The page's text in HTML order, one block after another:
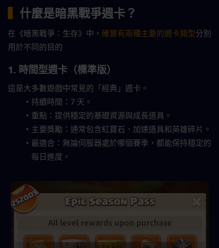
什麼是暗黑戰爭週卡？
在《暗黑戰爭：生存》中， 確實有兩種主要的週卡類型分別
用於不同的目的
1. 時間型週卡（標準版）
這是大多數遊戲中常見的「經典」週卡。
持續時間：7 天。
重點：提供穩定的基礎資源與成長道具。
主要獎勵：通常包含紅寶石、加速道具和英雄碎片。
最適合：無論伺服器處於哪個賽季，都能保持穩定的
每日進度。